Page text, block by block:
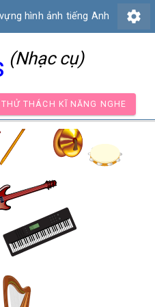
hình ảnh tiếng Anh settings
(Nhạc cụ)
THỬ THÁCH KĨ NĂNG